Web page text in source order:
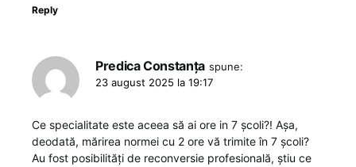
Reply
Predica Constanța spune:
23 august 2025 la 19:17
Ce specialitate este aceea să ai ore in 7 școli?! Așa,
deodată, mărirea normei cu 2 ore vă trimite în 7 școli?
Au fost posibilități de reconversie profesională, știu ce